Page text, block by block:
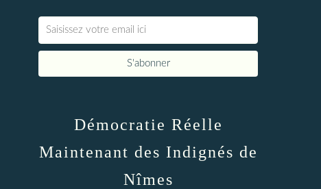
Démocratie Réelle
Maintenant des Indignés de
Nîmes